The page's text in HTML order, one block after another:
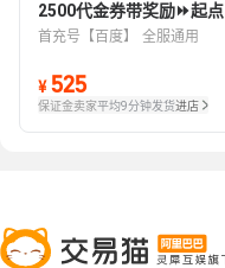
2500代金券带奖励⏩起点
首充号【百度】 全服通用
¥ 525
保证金卖家平均9分钟发货进店